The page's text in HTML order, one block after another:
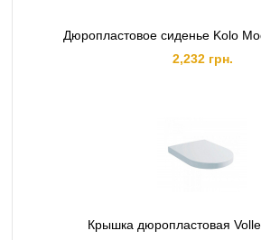
Дюропластовое сиденье Kolo
2,232 грн.
Крышка дюропластовая